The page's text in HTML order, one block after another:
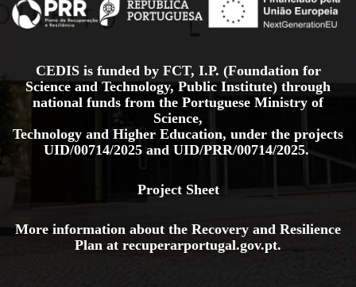
CEDIS is funded by FCT, I.P. (Foundation for
Science and Technology, Public Institute) through
national funds from the Portuguese Ministry of
Science,
Technology and Higher Education, under the projects
UID/00714/2025 and UID/PRR/00714/2025.
Project Sheet
More information about the Recovery and Resilience
Plan at recuperarportugal.gov.pt.